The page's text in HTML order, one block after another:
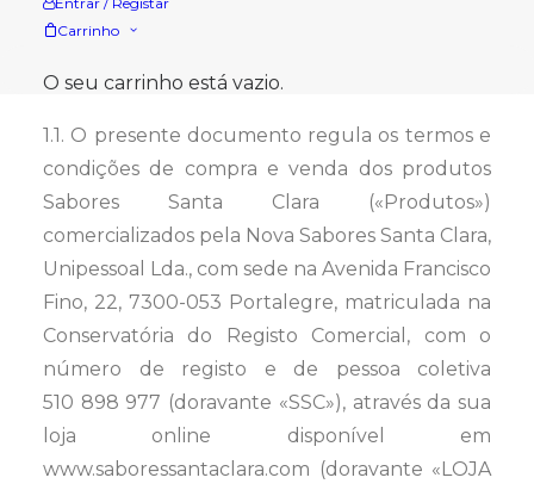
Carrinho
O seu carrinho está vazio.
ESTES TERMOS E CONDIÇÕES
1.Objecto
1.1. O presente documento regula os termos e
condições de compra e venda dos produtos
Sabores Santa Clara («Produtos»)
comercializados pela Nova Sabores Santa Clara,
Unipessoal Lda., com sede na Avenida Francisco
Fino, 22, 7300-053 Portalegre, matriculada na
Conservatória do Registo Comercial, com o
número de registo e de pessoa coletiva
510 898 977 (doravante «SSC»), através da sua
loja online disponível em
www.saboressantaclara.com (doravante «LOJA